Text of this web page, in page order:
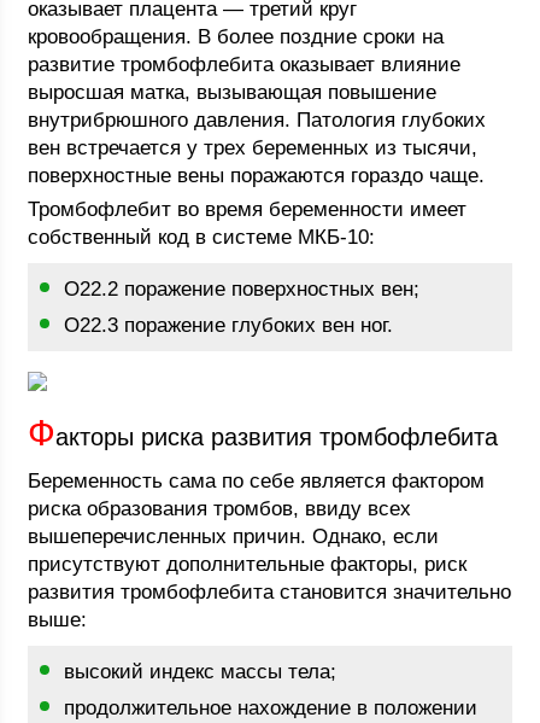
оказывает плацента — третий круг
кровообращения. В более поздние сроки на
развитие тромбофлебита оказывает влияние
выросшая матка, вызывающая повышение
внутрибрюшного давления. Патология глубоких
вен встречается у трех беременных из тысячи,
поверхностные вены поражаются гораздо чаще.
Тромбофлебит во время беременности имеет
собственный код в системе МКБ-10:
О22.2 поражение поверхностных вен;
О22.3 поражение глубоких вен ног.
Факторы риска развития тромбофлебита
Беременность сама по себе является фактором
риска образования тромбов, ввиду всех
вышеперечисленных причин. Однако, если
присутствуют дополнительные факторы, риск
развития тромбофлебита становится значительно
выше:
высокий индекс массы тела;
продолжительное нахождение в положении